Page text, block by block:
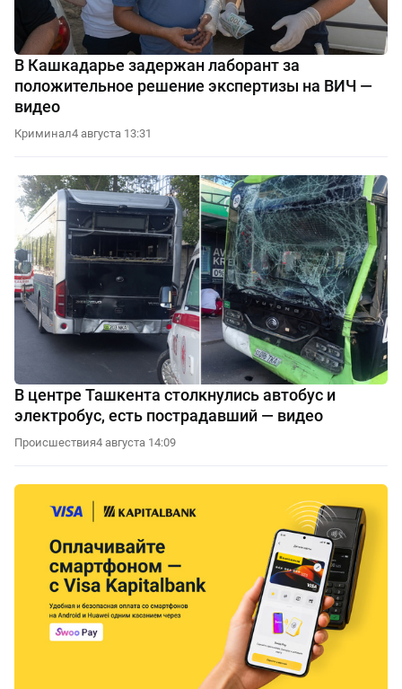
В Кашкадарье задержан лаборант за
положительное решение экспертизы на ВИЧ —
видео
Криминал4 августа 13:31
В центре Ташкента столкнулись автобус и
электробус, есть пострадавший — видео
Происшествия4 августа 14:09